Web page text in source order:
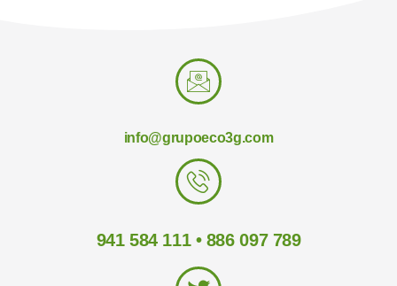
info@grupoeco3g.com
941 584 111 • 886 097 789